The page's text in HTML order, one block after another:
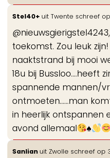
Stel40+ uit Twente schreef op
toekomst. Zou leuk
naaktstrand bij mooi
18u bij Bussloo....heeft
spannende mannen/
ontmoeten......man
in heerlijk ontspannen
avond allemaal
♠️
Sanlian uit Zwolle schreef op